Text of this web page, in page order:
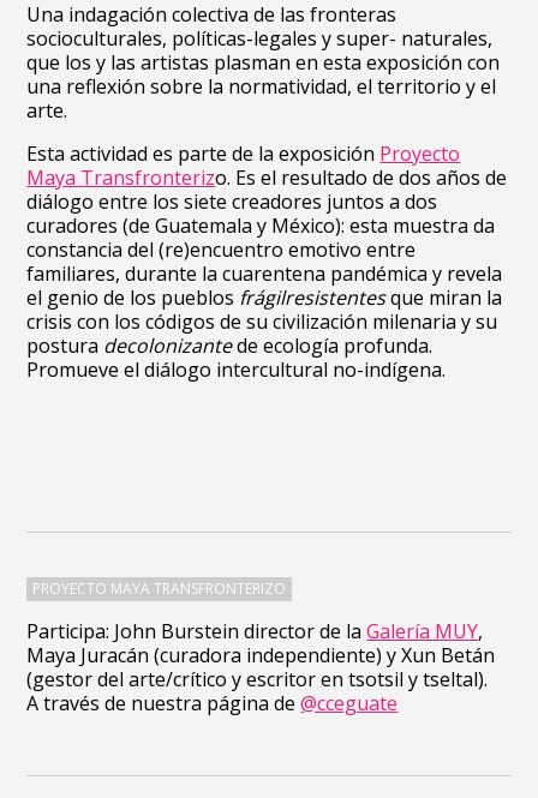
Participa: John Burstein director de laGalería MUY,
Maya Juracán (curadora independiente) y Xun Betán
(gestor del arte/crítico y escritor en tsotsil y tseltal).
A través de nuestra página de@cceguate
Una indagación colectiva de las fronteras
socioculturales, políticas-legales y super- naturales,
que los y las artistas plasman en esta exposición con
una reflexión sobre la normatividad, el territorio y el
arte.
Esta actividad es parte de la exposición Proyecto
Maya Transfronterizo. Es el resultado de dos años de
diálogo entre los siete creadores juntos a dos
curadores (de Guatemala y México): esta muestra da
constancia del (re)encuentro emotivo entre
familiares, durante la cuarentena pandémica y revela
el genio de los pueblos frágilresistentesque miran la
crisis con los códigos de su civilización milenaria y su
postura decolonizantede ecología profunda.
Promueve el diálogo intercultural no-indígena.
PROYECTO MAYA TRANSFRONTERIZO